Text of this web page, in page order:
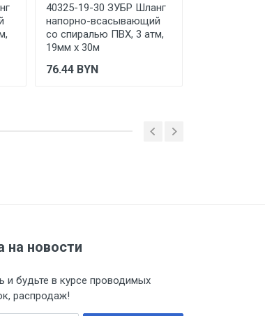
40325-19-30 ЗУБР Шланг
напорно-всасывающий
со спиралью ПВХ, 3 атм,
19мм х 30м
76.44 BYN
на новости
и будьте в курсе проводимых
распродаж!